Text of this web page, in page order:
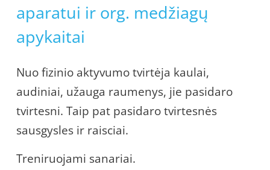
aparatui ir org. medžiagų
apykaitai
Nuo fizinio aktyvumo tvirtėja kaulai,
audiniai, užauga raumenys, jie pasidaro
tvirtesni. Taip pat pasidaro tvirtesnės
sausgysles ir raisciai.
Treniruojami sanariai.